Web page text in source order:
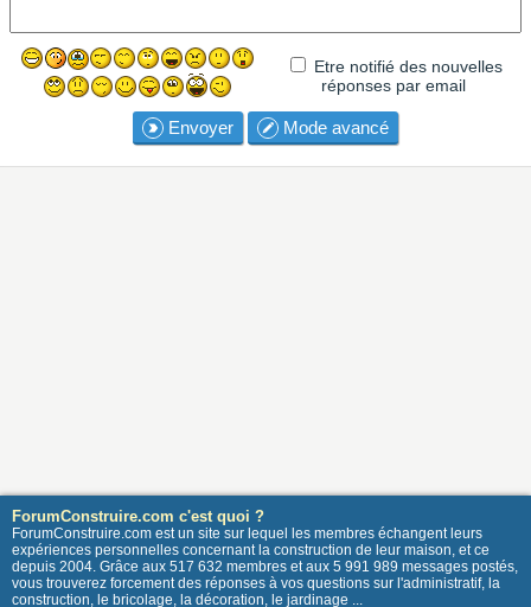
Etre notifié des nouvelles
réponses par email
Envoyer Mode avancé
ForumConstruire.com c'est quoi ?
ForumConstruire.com est un site sur lequel les membres échangent leurs
expériences personnelles concernant la construction de leur maison, et ce
depuis 2004. Grâce aux 517 632 membres et aux 5 991 989 messages postés,
vous trouverez forcement des réponses à vos questions sur l'administratif, la
construction, le bricolage, la décoration, le jardinage ...